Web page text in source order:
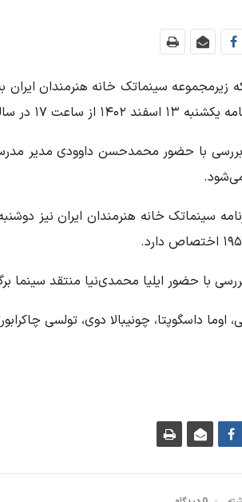
زیرمجموعه سینماتک خانه‌ هنرمندان
ناصری برگزار می‌شود.
با حضور محمدحسن داوودی مدیر
می‌شود.
با حضور ایلیا محمدی‌نیا منتقد سینما
اوما داسگوپتا، چونیبالا دوی، تولسی